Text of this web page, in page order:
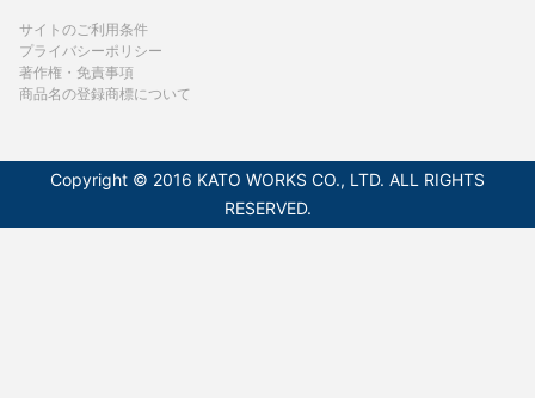
サイトのご利用条件
プライバシーポリシー
著作権・免責事項
商品名の登録商標について
Copyright © 2016 KATO WORKS CO., LTD. ALL RIGHTS
RESERVED.